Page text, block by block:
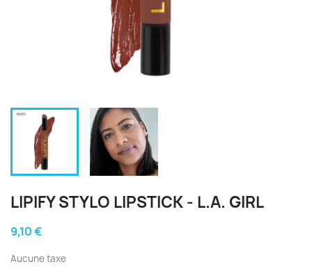
LIPIFY STYLO LIPSTICK - L.A. GIRL
9,10 €
Aucune taxe